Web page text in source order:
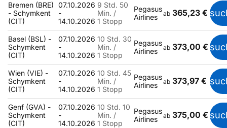
Bremen (BRE)
- Schymkent
(CIT)
07.10.2026
-
14.10.2026
9 Std. 50
Min. /
1 Stopp
Pegasus
Airlines
ab 365,23 €
Basel (BSL) -
Schymkent
(CIT)
07.10.2026
-
14.10.2026
10 Std. 30
Min. /
1 Stopp
Pegasus
Airlines
ab 373,00 €
Wien (VIE) -
Schymkent
(CIT)
07.10.2026
-
14.10.2026
10 Std. 45
Min. /
1 Stopp
Pegasus
Airlines
ab 373,97 €
Genf (GVA) -
Schymkent
(CIT)
07.10.2026
-
14.10.2026
10 Std. 10
Min. /
1 Stopp
Pegasus
Airlines
ab 375,00 €